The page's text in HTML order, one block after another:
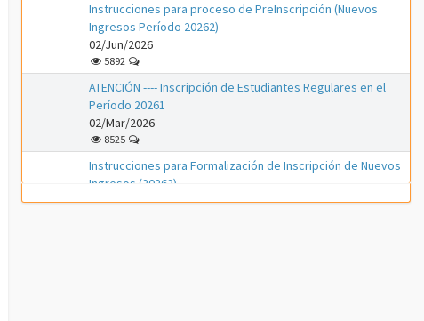
Instrucciones para proceso de PreInscripción (Nuevos
Ingresos Período 20262)
02/Jun/2026
5892
ATENCIÓN ---- Inscripción de Estudiantes Regulares en el
Período 20261
02/Mar/2026
8525
Instrucciones para Formalización de Inscripción de Nuevos
Ingresos (20262)
01/Mar/2026